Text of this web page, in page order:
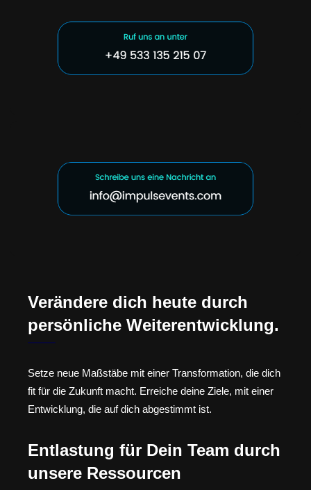
Verändere dich heute durch
persönliche Weiterentwicklung.
Setze neue Maßstäbe mit einer Transformation, die dich
fit für die Zukunft macht. Erreiche deine Ziele, mit einer
Entwicklung, die auf dich abgestimmt ist.
Entlastung für Dein Team durch
unsere Ressourcen